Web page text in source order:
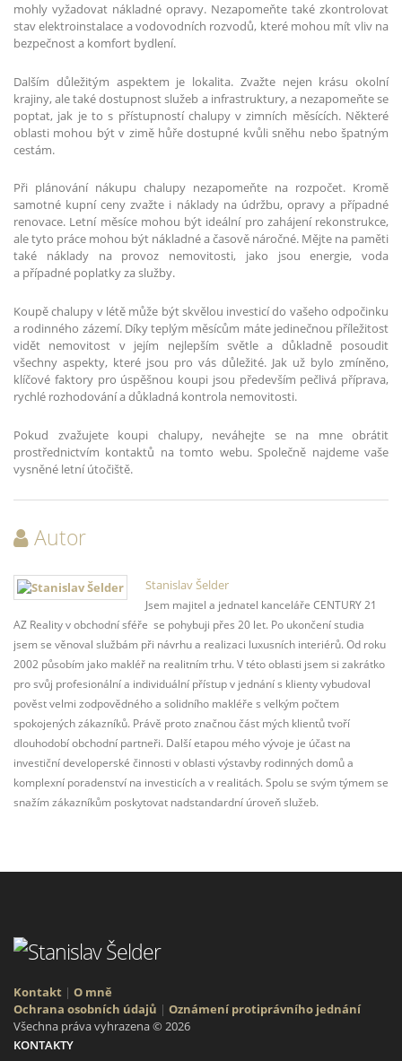
mohly vyžadovat nákladné opravy. Nezapomeňte také zkontrolovat
stav elektroinstalace a vodovodních rozvodů, které mohou mít vliv na
bezpečnost a komfort bydlení.
Dalším důležitým aspektem je lokalita. Zvažte nejen krásu okolní
krajiny, ale také dostupnost služeb a infrastruktury, a nezapomeňte se
poptat, jak je to s přístupností chalupy v zimních měsících. Některé
oblasti mohou být v zimě hůře dostupné kvůli sněhu nebo špatným
cestám.
Při plánování nákupu chalupy nezapomeňte na rozpočet. Kromě
samotné kupní ceny zvažte i náklady na údržbu, opravy a případné
renovace. Letní měsíce mohou být ideální pro zahájení rekonstrukce,
ale tyto práce mohou být nákladné a časově náročné. Mějte na paměti
také náklady na provoz nemovitosti, jako jsou energie, voda
a případné poplatky za služby.
Koupě chalupy v létě může být skvělou investicí do vašeho odpočinku
a rodinného zázemí. Díky teplým měsícům máte jedinečnou příležitost
vidět nemovitost v jejím nejlepším světle a důkladně posoudit
všechny aspekty, které jsou pro vás důležité. Jak už bylo zmíněno,
klíčové faktory pro úspěšnou koupi jsou především pečlivá příprava,
rychlé rozhodování a důkladná kontrola nemovitosti.
Pokud zvažujete koupi chalupy, neváhejte se na mne obrátit
prostřednictvím kontaktů na tomto webu. Společně najdeme vaše
vysněné letní útočiště.
Autor
Stanislav Šelder
Jsem majitel a jednatel kanceláře CENTURY 21
AZ Reality v obchodní sféře se pohybuji přes 20 let. Po ukončení studia
jsem se věnoval službám při návrhu a realizaci luxusních interiérů. Od roku
2002 působím jako makléř na realitním trhu. V této oblasti jsem si zakrátko
pro svůj profesionální a individuální přístup v jednání s klienty vybudoval
pověst velmi zodpovědného a solidního makléře s velkým počtem
spokojených zákazníků. Právě proto značnou část mých klientů tvoří
dlouhodobí obchodní partneři. Další etapou mého vývoje je účast na
investiční developerské činnosti v oblasti výstavby rodinných domů a
komplexní poradenství na investicích a v realitách. Spolu se svým týmem se
snažím zákazníkům poskytovat nadstandardní úroveň služeb.
Kontakt | O mně
Ochrana osobních údajů | Oznámení protiprávního jednání
Všechna práva vyhrazena © 2026
KONTAKTY